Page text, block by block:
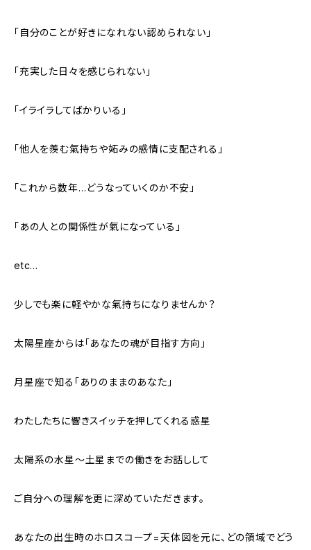
「自分のことが好きになれない認められない」
「充実した日々を感じられない」
「イライラしてばかりいる」
「他人を羨む氣持ちや妬みの感情に支配される」
「これから数年…どうなっていくのか不安」
「あの人との関係性が氣になっている」
etc…
少しでも楽に軽やかな氣持ちになりませんか？
太陽星座からは「あなたの魂が目指す方向」
月星座で知る「ありのままのあなた」
わたしたちに響きスイッチを押してくれる惑星
太陽系の水星〜土星までの働きをお話しして
ご自分への理解を更に深めていただきます。
あなたの出生時のホロスコープ=天体図を元に、どの領域でどう